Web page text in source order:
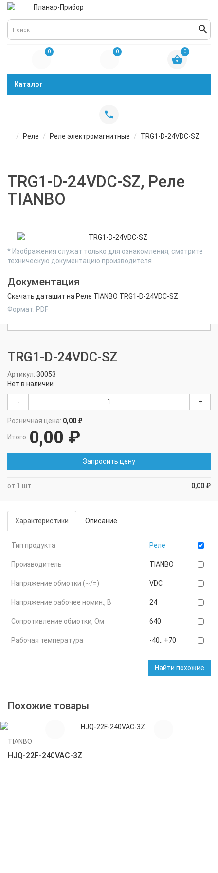
0 0 0
Каталог
Реле Реле электромагнитные TRG1-D-24VDC-SZ
TRG1-D-24VDC-SZ, Реле
TIANBO
* Изображения служат только для ознакомления, смотрите
техническую документацию производителя
Документация
Скачать даташит на Реле TIANBO TRG1-D-24VDC-SZ
Формат: PDF
Характеристики Описание
Тип продукта Реле
Производитель TIANBO
Напряжение обмотки (~/=) VDC
Напряжение рабочее номин., В 24
Сопротивление обмотки, Ом 640
Рабочая температура -40...+70
Найти похожие
TRG1-D-24VDC-SZ
Артикул: 30053
Нет в наличии
- +
Розничная цена: 0,00 ₽
Итого: 0,00 ₽
Запросить цену
от 1 шт 0,00 ₽
Похожие товары
TIANBO
HJQ-22F-240VAC-3Z